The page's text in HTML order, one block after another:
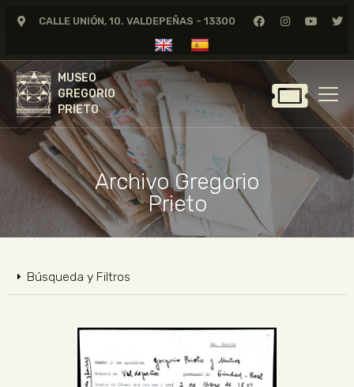
CALLE UNIÓN, 10. VALDEPEÑAS - 13300
MUSEO
GREGORIO
PRIETO
MUSEO
GREGORIO
PRIETO
GREGORIO PRIETO
MUSEO
ARCHIVO
CERTAMEN DE DIBUJO
FUNDACIÓN
NOTICIAS
Archivo Gregorio
Prieto
Búsqueda y Filtros